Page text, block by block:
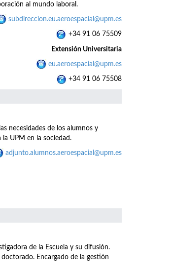
al mundo laboral.
subdireccion.eu.aeroespacial@upm.es
+34 91 06 75509
Extensión Universitaria
eu.aeroespacial@upm.es
+34 91 06 75508
necesidades de los alumnos y
UPM en la sociedad.
adjunto.alumnos.aeroespacial@upm.es
de la Escuela y su difusión.
Encargado de la gestión